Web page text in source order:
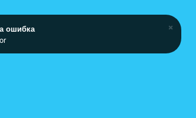
ошибка